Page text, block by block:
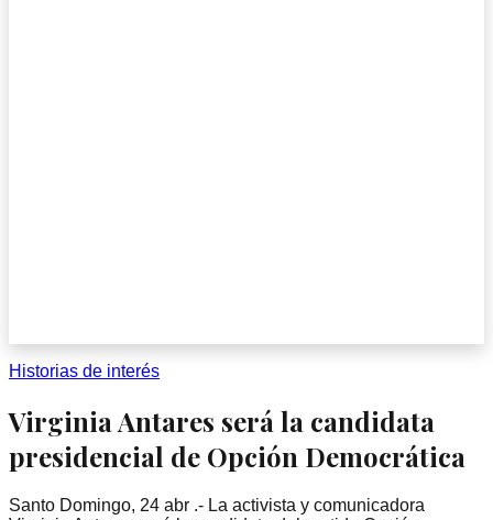
Historias de interés
Virginia Antares será la candidata
presidencial de Opción Democrática
Santo Domingo, 24 abr .- La activista y comunicadora